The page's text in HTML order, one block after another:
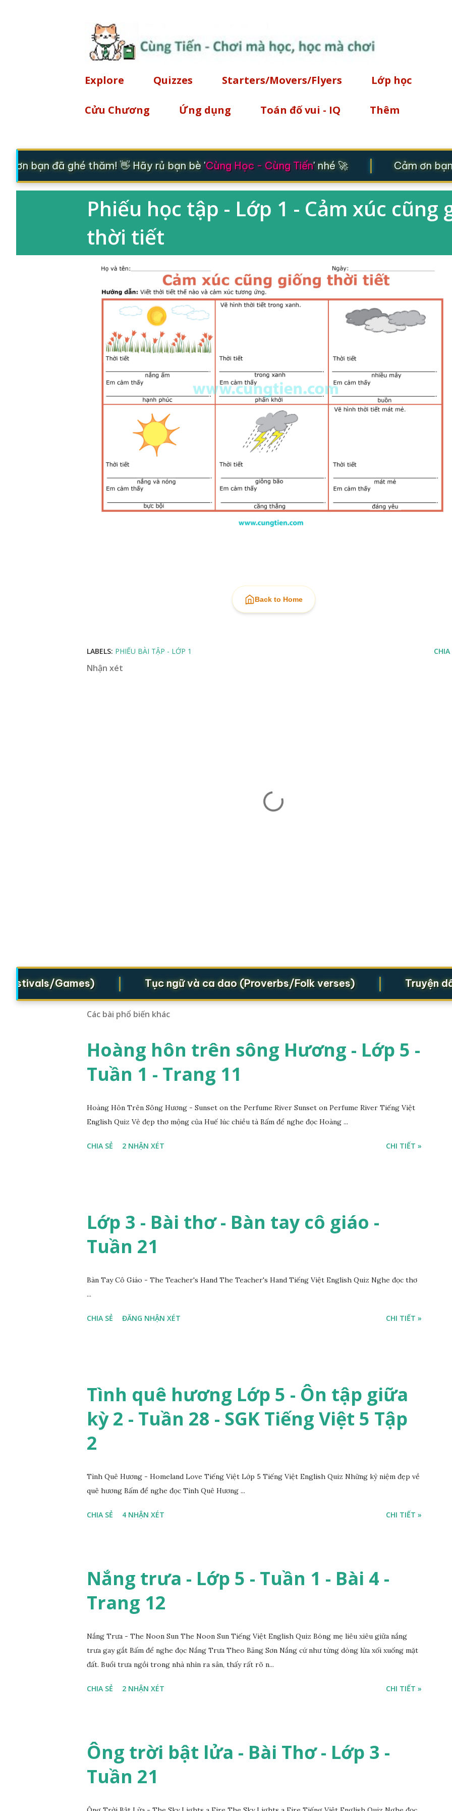
Explore Quizzes Starters/Movers/Flyers Lớp học
Cửu Chương Ứng dụng Toán đố vui - IQ Thêm
ơn bạn đã ghé thăm! 👋 Hãy rủ bạn bè 'Cùng Học - Cùng Tiến' nhé 🚀 Cảm ơn
Phiếu học tập - Lớp 1 - Cảm xúc cũng
thời tiết
Back to Home
LABELS: PHIẾU BÀI TẬP - LỚP 1 CHIA
Nhận xét
Games) Tục ngữ và ca dao (Proverbs/Folk verses) Truyện dân
Các bài phổ biến khác
Hoàng hôn trên sông Hương - Lớp 5 -
Tuần 1 - Trang 11
Hoàng Hôn Trên Sông Hương - Sunset on the Perfume River Sunset on Perfume River Tiếng Việt
English Quiz Vẻ đẹp thơ mộng của Huế lúc chiều tà Bấm để nghe đọc Hoàng ...
CHIA SẺ 2 NHẬN XÉT CHI TIẾT »
Lớp 3 - Bài thơ - Bàn tay cô giáo -
Tuần 21
Bàn Tay Cô Giáo - The Teacher's Hand The Teacher's Hand Tiếng Việt English Quiz Nghe đọc thơ
...
CHIA SẺ ĐĂNG NHẬN XÉT CHI TIẾT »
Tình quê hương Lớp 5 - Ôn tập giữa
kỳ 2 - Tuần 28 - SGK Tiếng Việt 5 Tập
2
Tình Quê Hương - Homeland Love Tiếng Việt Lớp 5 Tiếng Việt English Quiz Những kỷ niệm đẹp về
quê hương Bấm để nghe đọc Tình Quê Hương ...
CHIA SẺ 4 NHẬN XÉT CHI TIẾT »
Nắng trưa - Lớp 5 - Tuần 1 - Bài 4 -
Trang 12
Nắng Trưa - The Noon Sun The Noon Sun Tiếng Việt English Quiz Bóng mẹ liêu xiêu giữa nắng
trưa gay gắt Bấm để nghe đọc Nắng Trưa Theo Băng Sơn Nắng cứ như từng dòng lửa xối xuống mặt
đất. Buổi trưa ngồi trong nhà nhìn ra sân, thấy rất rõ n...
CHIA SẺ 2 NHẬN XÉT CHI TIẾT »
Ông trời bật lửa - Bài Thơ - Lớp 3 -
Tuần 21